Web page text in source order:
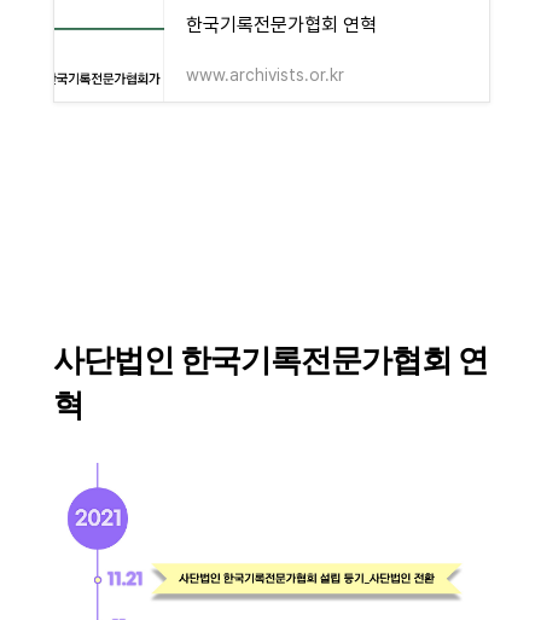
한국기록전문가협회 연혁
www.archivists.or.kr
사단법인 한국기록전문가협회 연
혁